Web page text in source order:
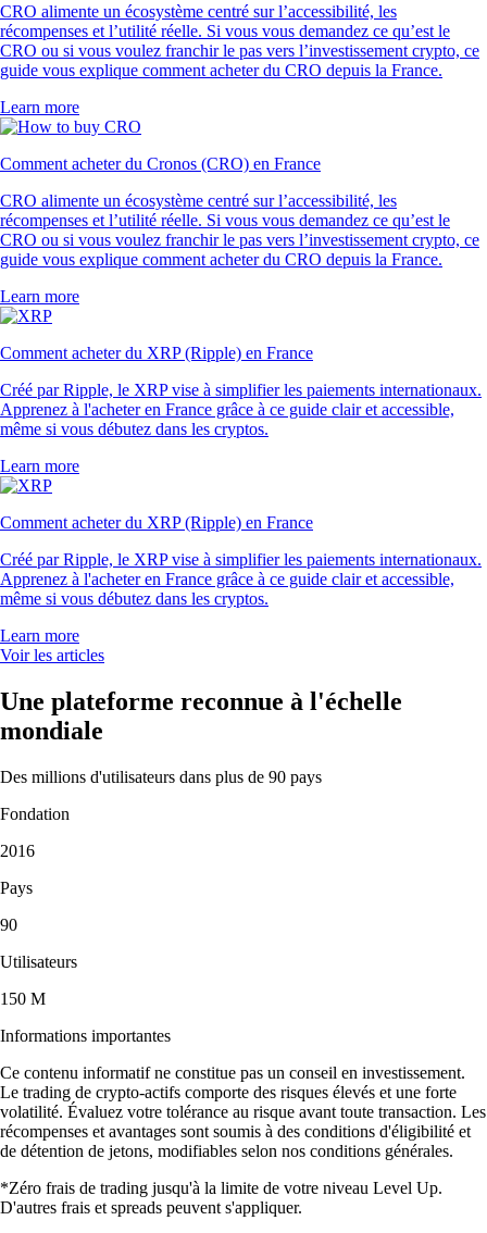
CRO alimente un écosystème centré sur l’accessibilité, les
récompenses et l’utilité réelle. Si vous vous demandez ce qu’est le
CRO ou si vous voulez franchir le pas vers l’investissement crypto, ce
guide vous explique comment acheter du CRO depuis la France.
Learn more
Comment acheter du Cronos (CRO) en France
CRO alimente un écosystème centré sur l’accessibilité, les
récompenses et l’utilité réelle. Si vous vous demandez ce qu’est le
CRO ou si vous voulez franchir le pas vers l’investissement crypto, ce
guide vous explique comment acheter du CRO depuis la France.
Learn more
Comment acheter du XRP (Ripple) en France
Créé par Ripple, le XRP vise à simplifier les paiements internationaux.
Apprenez à l'acheter en France grâce à ce guide clair et accessible,
même si vous débutez dans les cryptos.
Learn more
Comment acheter du XRP (Ripple) en France
Créé par Ripple, le XRP vise à simplifier les paiements internationaux.
Apprenez à l'acheter en France grâce à ce guide clair et accessible,
même si vous débutez dans les cryptos.
Learn more
Voir les articles
Une plateforme reconnue à l'échelle
mondiale
Des millions d'utilisateurs dans plus de 90 pays
Fondation
2016
Pays
90
Utilisateurs
150 M
Informations importantes
Ce contenu informatif ne constitue pas un conseil en investissement.
Le trading de crypto-actifs comporte des risques élevés et une forte
volatilité. Évaluez votre tolérance au risque avant toute transaction. Les
récompenses et avantages sont soumis à des conditions d'éligibilité et
de détention de jetons, modifiables selon nos conditions générales.
*Zéro frais de trading jusqu'à la limite de votre niveau Level Up.
D'autres frais et spreads peuvent s'appliquer.